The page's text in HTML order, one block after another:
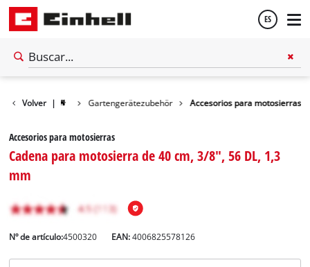
ES
Volver | Gartengerätezubehör Accesorios para motosierras
Accesorios para motosierras
Cadena para motosierra de 40 cm, 3/8", 56 DL, 1,3
mm
Nº de artículo:4500320 EAN:4006825578126